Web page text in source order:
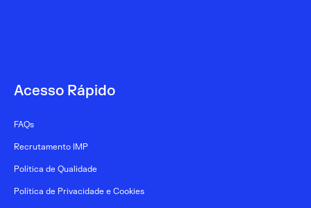
Acesso Rápido
FAQs
Recrutamento IMP
Política de Qualidade
Política de Privacidade e Cookies